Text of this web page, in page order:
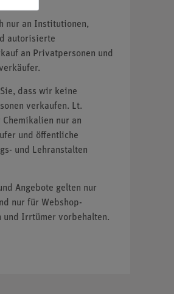
nur an Institutionen,
autorisierte
an Privatpersonen und
dass wir keine
verkaufen. Lt.
nur an
und öffentliche
und Lehranstalten
Angebote gelten nur
nur für Webshop-
und Irrtümer vorbehalten.